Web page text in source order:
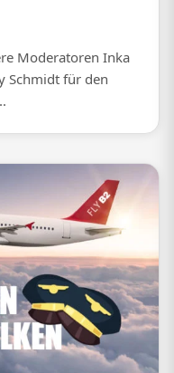
Moderatoren Inka
Schmidt für den